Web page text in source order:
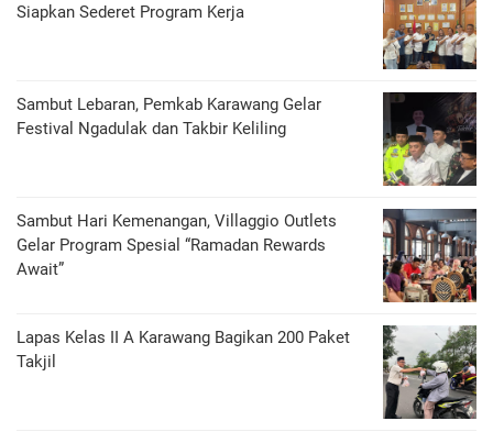
Siapkan Sederet Program Kerja
Sambut Lebaran, Pemkab Karawang Gelar
Festival Ngadulak dan Takbir Keliling
Sambut Hari Kemenangan, Villaggio Outlets
Gelar Program Spesial “Ramadan Rewards
Await”
Lapas Kelas II A Karawang Bagikan 200 Paket
Takjil